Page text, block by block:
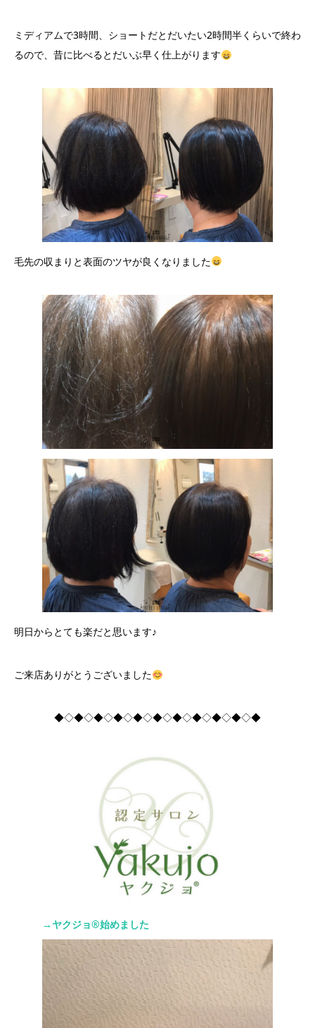
ミディアムで3時間、ショートだとだいたい2時間半くらいで終わ
るので、昔に比べるとだいぶ早く仕上がります
毛先の収まりと表面のツヤが良くなりました
明日からとても楽だと思います♪
ご来店ありがとうございました
◆◇◆◇◆◇◆◇◆◇◆◇◆◇◆◇◆◇◆◇◆
→ヤクジョ®︎始めました